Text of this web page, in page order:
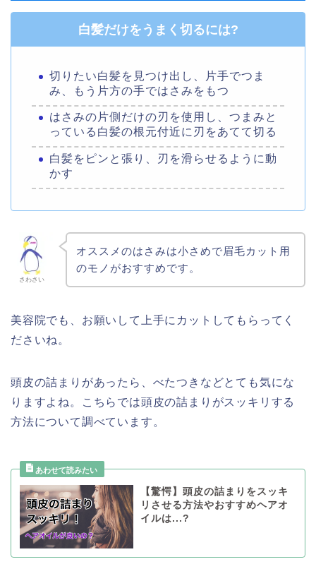
白髪だけをうまく切るには?
切りたい白髪を見つけ出し、片手でつま
み、もう片方の手ではさみをもつ
はさみの片側だけの刃を使用し、つまみと
っている白髪の根元付近に刃をあてて切る
白髪をピンと張り、刃を滑らせるように動
かす
さわさい
オススメのはさみは小さめで眉毛カット用
のモノがおすすめです。
美容院でも、お願いして上手にカットしてもらってく
ださいね。
頭皮の詰まりがあったら、べたつきなどとても気にな
りますよね。こちらでは頭皮の詰まりがスッキリする
方法について調べています。
【驚愕】頭皮の詰まりをスッキ
リさせる方法やおすすめヘアオ
イルは...?